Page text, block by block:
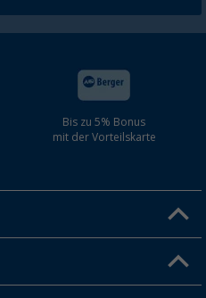
Bis zu 5% Bonus
mit der Vorteilskarte